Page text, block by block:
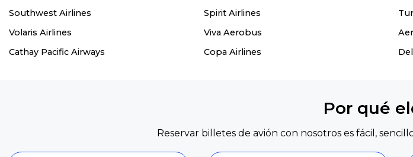
Southwest Airlines
Spirit Airlines
Volaris Airlines
Viva Aerobus
Cathay Pacific Airways
Copa Airlines
Por qué
Reservar billetes de avión con nosotros es fácil,